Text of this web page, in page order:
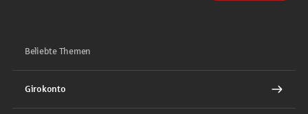
Beliebte Themen
Girokonto